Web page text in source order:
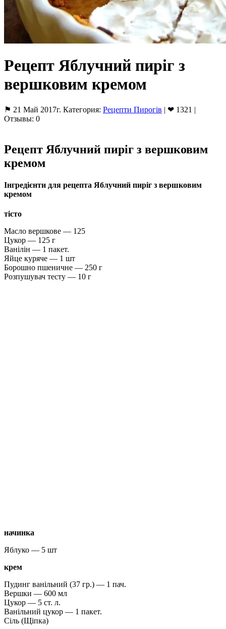
Рецепт Яблучний пиріг з
вершковим кремом
⚑ 21 Май 2017г. Категория: Рецепти Пирогів | ❤ 1321 |
Отзывы: 0
Рецепт Яблучний пиріг з вершковим
кремом
Інгредієнти для рецепта Яблучний пиріг з вершковим
кремом
тісто
Масло вершкове — 125
Цукор — 125 г
Ванілін — 1 пакет.
Яйце куряче — 1 шт
Борошно пшеничне — 250 г
Розпушувач тесту — 10 г
начинка
Яблуко — 5 шт
крем
Пудинг ванільний (37 гр.) — 1 пач.
Вершки — 600 мл
Цукор — 5 ст. л.
Ванільний цукор — 1 пакет.
Сіль (Щіпка)